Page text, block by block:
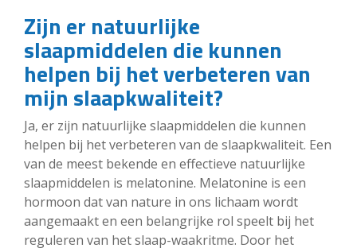
Zijn er natuurlijke
slaapmiddelen die kunnen
helpen bij het verbeteren van
mijn slaapkwaliteit?
Ja, er zijn natuurlijke slaapmiddelen die kunnen
helpen bij het verbeteren van de slaapkwaliteit. Een
van de meest bekende en effectieve natuurlijke
slaapmiddelen is melatonine. Melatonine is een
hormoon dat van nature in ons lichaam wordt
aangemaakt en een belangrijke rol speelt bij het
reguleren van het slaap-waakritme. Door het